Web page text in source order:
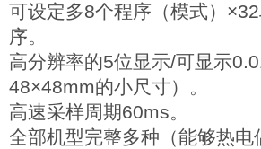
可设定多8个程序（模式）
序。
高分辨率的5位显示/可显示
48×48mm的小尺寸）。
高速采样周期60ms。
全部机型完整多种（能够热电